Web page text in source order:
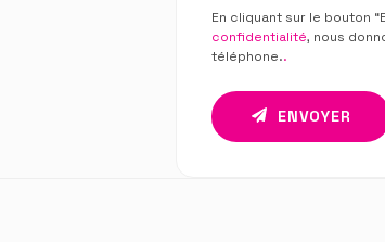
En cliquant sur le bouton
confidentialité, nous
téléphone..
ENVOYER